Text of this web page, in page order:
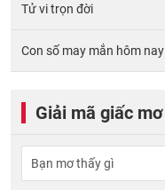
Tử vi trọn đời
Con số may mắn hôm nay
Giải mã giấc mơ